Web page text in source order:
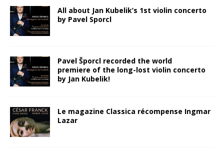
All about Jan Kubelik’s 1st violin concerto
by Pavel Sporcl
Pavel Šporcl recorded the world
premiere of the long-lost violin concerto
by Jan Kubelik!
Le magazine Classica récompense Ingmar
Lazar